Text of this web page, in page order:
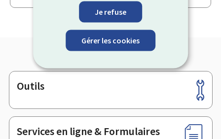
Je refuse
Gérer les cookies
Pied
de
page
Outils
Services en ligne & Formulaires